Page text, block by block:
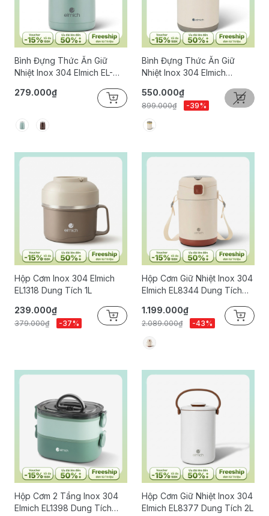
Bình Đựng Thức Ăn Giữ
Nhiệt Inox 304 Elmich EL-
279.000₫
Bình Đựng Thức Ăn Giữ
Nhiệt Inox 304 Elmich
550.000₫
899.000₫ -39%
Hộp Cơm Inox 304 Elmich
EL1318 Dung Tích 1L
239.000₫
379.000₫ -37%
Hộp Cơm Giữ Nhiệt Inox 304
Elmich EL8344 Dung Tích
1.199.000₫
2.089.000₫ -43%
Hộp Cơm 2 Tầng Inox 304
Elmich EL1398 Dung Tích
Hộp Cơm Giữ Nhiệt Inox 304
Elmich EL8377 Dung Tích 2L